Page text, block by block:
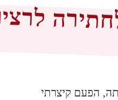
הפעם קיצרתי